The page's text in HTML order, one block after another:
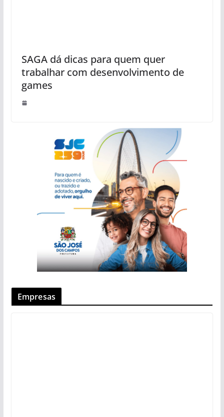
SAGA dá dicas para quem quer
trabalhar com desenvolvimento de
games
Empresas